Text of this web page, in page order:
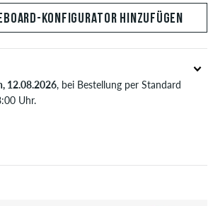
KONFIGURATOR HINZUFÜGEN
12.08.2026, bei Bestellung per Standard
Uhr.